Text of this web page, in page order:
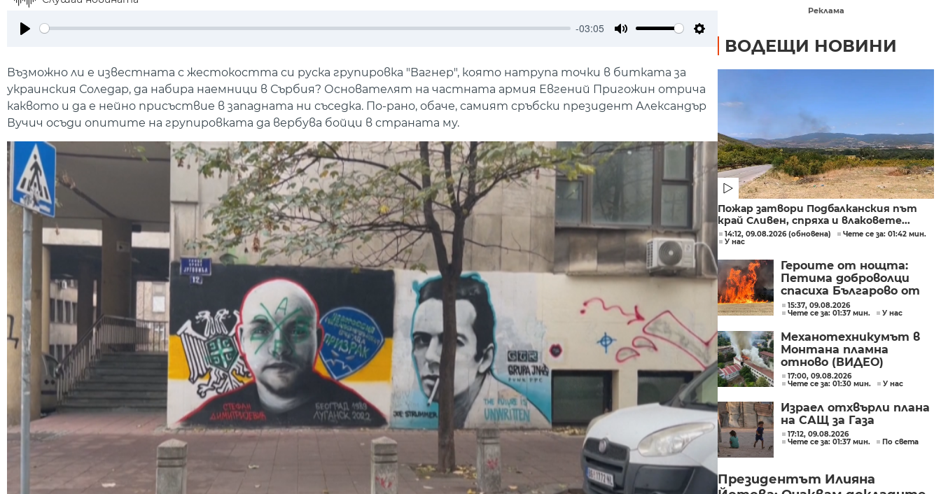
-03:05
Settings
Възможно ли е известната с жестокостта си руска групировка "Вагнер", която натрупа точки в битката за
украинския Соледар, да набира наемници в Сърбия? Основателят на частната армия Евгений Пригожин отрича
каквото и да е нейно присъствие в западната ни съседка. По-рано, обаче, самият сръбски президент Александър
Вучич осъди опитите на групировката да вербува бойци в страната му.
Реклама
ВОДЕЩИ НОВИНИ
Пожар затвори Подбалканския път
край Сливен, спряха и влаковете...
14:12, 09.08.2026 (обновена)
Чете се за: 01:42 мин.
У нас
Героите от нощта:
Петима доброволци
спасиха Българово от
огнен капан
15:37, 09.08.2026
Чете се за: 01:37 мин.
У нас
Механотехникумът в
Монтана пламна
отново (ВИДЕО)
17:00, 09.08.2026
Чете се за: 01:30 мин.
У нас
Израел отхвърли плана
на САЩ за Газа
17:12, 09.08.2026
Чете се за: 01:37 мин.
По света
Президентът Илияна